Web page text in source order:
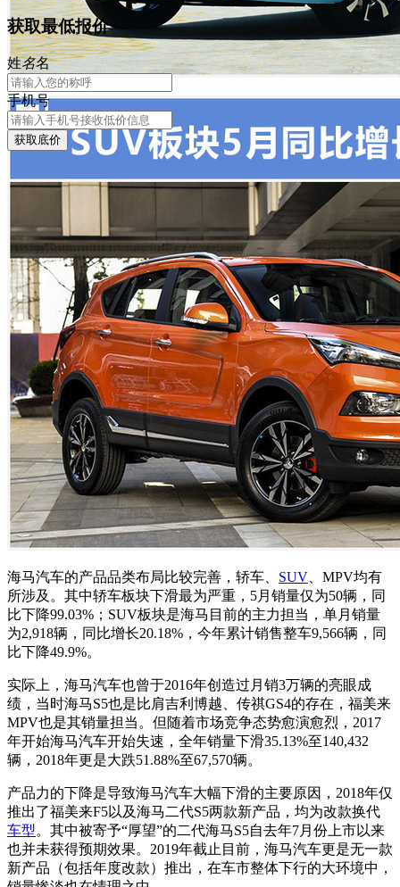
海马汽车的产品品类布局比较完善，轿车、 SUV 、MPV均有
所涉及。其中轿车板块下滑最为严重，5月销量仅为50辆，同
比下降99.03%；SUV板块是海马目前的主力担当，单月销量
为2,918辆，同比增长20.18%，今年累计销售整车9,566辆，同
比下降49.9%。
实际上，海马汽车也曾于2016年创造过月销3万辆的亮眼成
绩，当时海马S5也是比肩吉利博越、传祺GS4的存在，福美来
MPV也是其销量担当。但随着市场竞争态势愈演愈烈，2017
年开始海马汽车开始失速，全年销量下滑35.13%至140,432
辆，2018年更是大跌51.88%至67,570辆。
产品力的下降是导致海马汽车大幅下滑的主要原因，2018年仅
推出了福美来F5以及海马二代S5两款新产品，均为改款换代
车型。其中被寄予“厚望”的二代海马S5自去年7月份上市以来
也并未获得预期效果。2019年截止目前，海马汽车更是无一款
新产品（包括年度改款）推出，在车市整体下行的大环境中，
获取最低报价
姓名名
手机号
获取底价